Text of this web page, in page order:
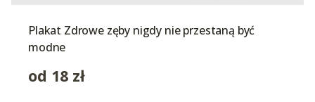
Plakat Zdrowe zęby nigdy nie przestaną być
modne
od 18 zł